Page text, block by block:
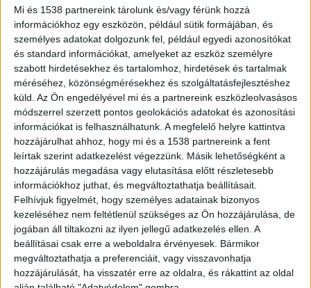
Mi és 1538 partnereink tárolunk és/vagy férünk hozzá
információkhoz egy eszközön, például sütik formájában, és
személyes adatokat dolgozunk fel, például egyedi azonosítókat
és standard információkat, amelyeket az eszköz személyre
szabott hirdetésekhez és tartalomhoz, hirdetések és tartalmak
méréséhez, közönségmérésekhez és szolgáltatásfejlesztéshez
küld. Az Ön engedélyével mi és a partnereink eszközleolvasásos
módszerrel szerzett pontos geolokációs adatokat és azonosítási
információkat is felhasználhatunk. A megfelelő helyre kattintva
hozzájárulhat ahhoz, hogy mi és a 1538 partnereink a fent
leírtak szerint adatkezelést végezzünk. Másik lehetőségként a
hozzájárulás megadása vagy elutasítása előtt részletesebb
információkhoz juthat, és megváltoztathatja beállításait.
Felhívjuk figyelmét, hogy személyes adatainak bizonyos
kezeléséhez nem feltétlenül szükséges az Ön hozzájárulása, de
jogában áll tiltakozni az ilyen jellegű adatkezelés ellen. A
beállításai csak erre a weboldalra érvényesek. Bármikor
megváltoztathatja a preferenciáit, vagy visszavonhatja
hozzájárulását, ha visszatér erre az oldalra, és rákattint az oldal
egyszerű, szürkére festett bódét húztak fel,
ráadásul mellette kivágtak egy szép magas fát is.
A BalatonKörnyéke.hu legfrissebb híreit ide
kattintva éred el.
Lezárták a bódét
Balatonalmádi képviselő-testülete ugyanakkor
egy szalaggal már lezárta a szürke fülkét, és
bejelentették, hogy határozatban szólítják fel a
Bahartot a bódé eltüntetésére.
Közleményben válaszolt a Bahart
“Szünetelő személyhajójáratok – Tájékoztatjuk